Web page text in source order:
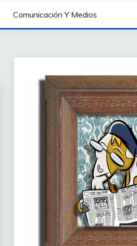
Comunicación Y Medios